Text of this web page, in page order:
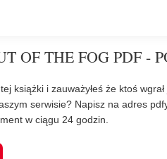
OF THE FOG PDF -
książki i zauważyłeś że ktoś
serwisie? Napisz na adres
w ciągu 24 godzin.